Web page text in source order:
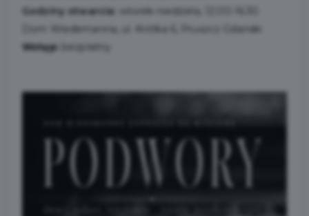
Godziny otwarcia:
wtorek-niedziela, 12.00-16.30
Dom Wiedemanna, ul. Krótka 6, Pruszcz Gdański
Wstęp:
bezpłatny